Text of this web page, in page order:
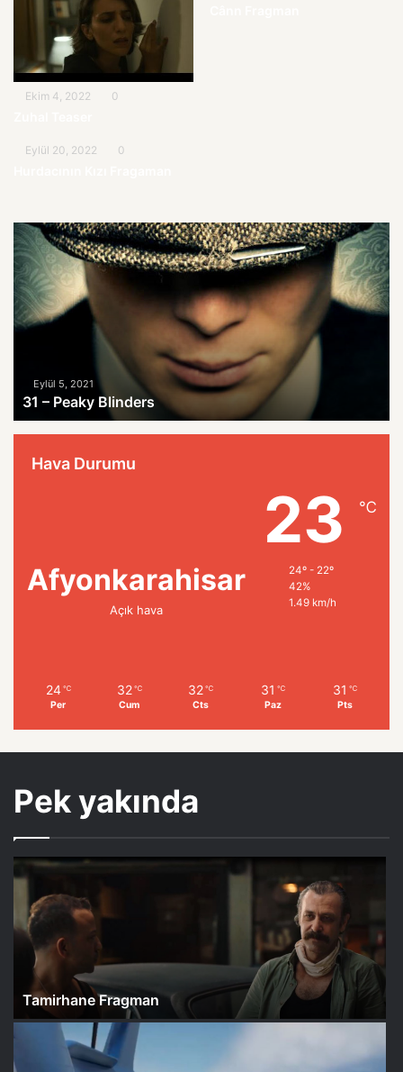
Ekim 4, 2022 0
Eylül 20, 2022 0
31
–
Peaky
Blinders
Eylül 5, 2021
31 – Peaky Blinders
Hava Durumu
Afyonkarahisar
Açık hava
23 ℃
24º - 22º
42%
1.49 km/h
24 ℃
Per
32 ℃
Cum
32 ℃
Cts
31 ℃
Paz
31 ℃
Pts
Pek yakında
Tamirhane Fragman